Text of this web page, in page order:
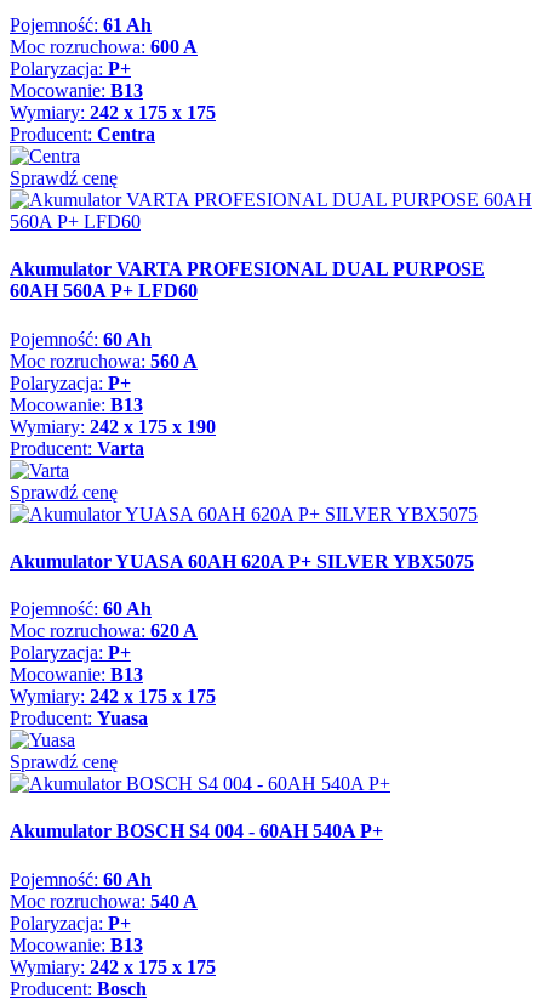
Pojemność: 61 Ah
Moc rozruchowa: 600 A
Polaryzacja: P+
Mocowanie: B13
Wymiary: 242 x 175 x 175
Producent: Centra
Sprawdź cenę
Akumulator VARTA PROFESIONAL DUAL PURPOSE
60AH 560A P+ LFD60
Pojemność: 60 Ah
Moc rozruchowa: 560 A
Polaryzacja: P+
Mocowanie: B13
Wymiary: 242 x 175 x 190
Producent: Varta
Sprawdź cenę
Akumulator YUASA 60AH 620A P+ SILVER YBX5075
Pojemność: 60 Ah
Moc rozruchowa: 620 A
Polaryzacja: P+
Mocowanie: B13
Wymiary: 242 x 175 x 175
Producent: Yuasa
Sprawdź cenę
Akumulator BOSCH S4 004 - 60AH 540A P+
Pojemność: 60 Ah
Moc rozruchowa: 540 A
Polaryzacja: P+
Mocowanie: B13
Wymiary: 242 x 175 x 175
Producent: Bosch